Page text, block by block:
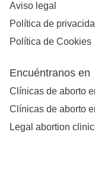
Aviso legal
Política de
Política de Cookies
Encuéntranos en
Clínicas de aborto
Clínicas de aborto
Legal abortion